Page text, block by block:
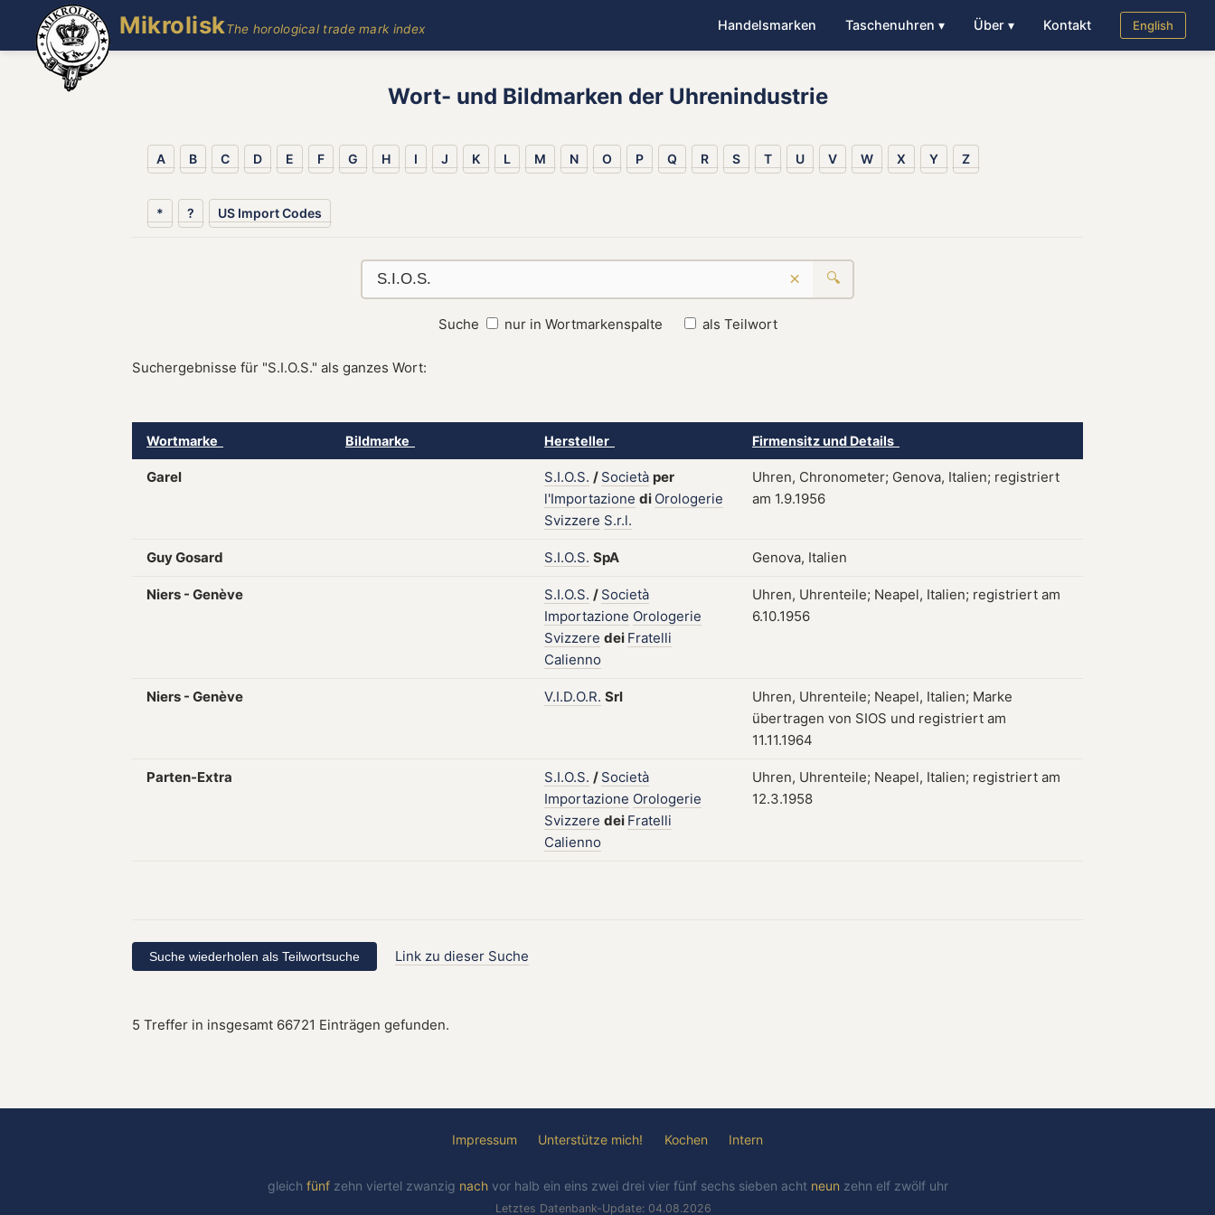
MikroliskThe horological trade mark index Handelsmarken Taschenuhren ▾ Über ▾ Kontakt English
Wort- und Bildmarken der Uhrenindustrie
A B C D E F G H I J K L M N O P Q R S T U V W X Y Z
* ? US Import Codes
× 🔍
Suche nur in Wortmarkenspalte als Teilwort
Suchergebnisse für "S.I.O.S." als ganzes Wort:
Wortmarke Bildmarke Hersteller Firmensitz und Details
Garel S.I.O.S. / Società per
l'Importazione di Orologerie
Svizzere S.r.l.
Uhren, Chronometer; Genova, Italien; registriert
am 1.9.1956
Guy Gosard S.I.O.S. SpA Genova, Italien
Niers - Genève S.I.O.S. / Società
Importazione Orologerie
Svizzere dei Fratelli
Calienno
Uhren, Uhrenteile; Neapel, Italien; registriert am
6.10.1956
Niers - Genève V.I.D.O.R. Srl
Uhren, Uhrenteile; Neapel, Italien; Marke
übertragen von SIOS und registriert am
11.11.1964
Parten-Extra S.I.O.S. / Società
Importazione Orologerie
Svizzere dei Fratelli
Calienno
Uhren, Uhrenteile; Neapel, Italien; registriert am
12.3.1958
Link zu dieser Suche
5 Treffer in insgesamt 66721 Einträgen gefunden.
Impressum Unterstütze mich! Kochen Intern
gleich fünf zehn viertel zwanzig nach vor halb ein eins zwei drei vier fünf sechs sieben acht neun zehn elf zwölf uhr
Letztes Datenbank-Update: 04.08.2026